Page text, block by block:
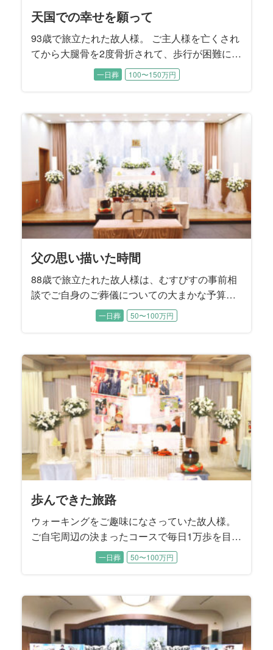
天国での幸せを願って
93歳で旅立たれた故人様。 ご主人様を亡くされ
てから大腿骨を2度骨折されて、歩行が困難にな
ったことから晩年は施設でお暮しでした。 施設
では癒し系の楽しい性格から、ちょっとしたア
たご家族はとても驚かれたそうです。 「コロナ
禍の面会制限でなかなか会うことは出来なかっ
たけれど、やれることは全てやり尽くしまし
た」と喪主を務めるご次女様はおっしゃいまし
た。
一日葬 100〜150万円
父の思い描いた時間
88歳で旅立たれた故人様は、むすびすの事前相
談でご自身のご葬儀についての大まかな予算や
方針についてお決めになられていました。 生前
から奥様と2人の息子様には、「葬儀社に話しは
されていたそうです。 お打ち合わせでは、故人
様が遺された『エンディングノート』の内容に
沿うかたちで、お式を進めていくことに決まり
ました。
一日葬 50〜100万円
歩んできた旅路
ウォーキングをご趣味になさっていた故人様。
ご自宅周辺の決まったコースで毎日1万歩を目標
に歩かれていたこともあり、88歳で旅立たれる
直前まで大きなご病気をすることなくお過ごし
気だった頃は、お二人で手を繋ぎながらお散歩
されていたそうです。 子供たちから見てもとて
も仲睦まじいご夫婦でした。
一日葬 50〜100万円